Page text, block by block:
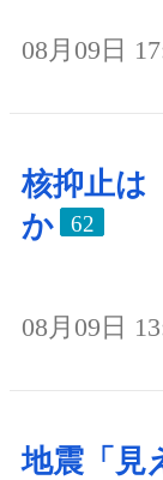
08月09日
核抑止は
か
62
08月09日
地震「見